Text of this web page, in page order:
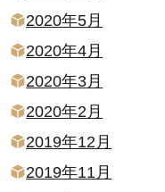
2020年5月
2020年4月
2020年3月
2020年2月
2019年12月
2019年11月